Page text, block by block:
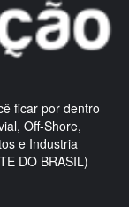
ficar por dentro
Off-Shore,
e Industria
DO BRASIL)